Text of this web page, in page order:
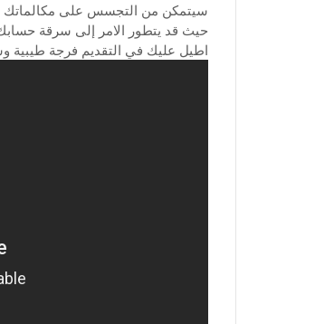
سيتمكن من التجسس على مكالماتك
حيث قد يتطور الامر إلى سرقة
اطيل عليك في التقديم فرجة طيبية